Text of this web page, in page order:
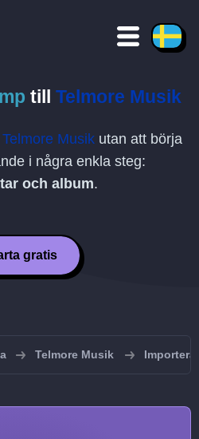
till Telmore Musik
Telmore Musik utan att börja
i några enkla steg:
och album.
gratis
Telmore Musik